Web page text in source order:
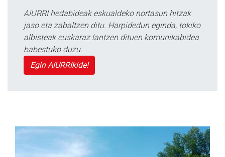
AIURRI hedabideak eskualdeko nortasun hitzak
jaso eta zabaltzen ditu. Harpidedun eginda, tokiko
albisteak euskaraz lantzen dituen komunikabidea
babestuko duzu.
Egin AIURRIkide!